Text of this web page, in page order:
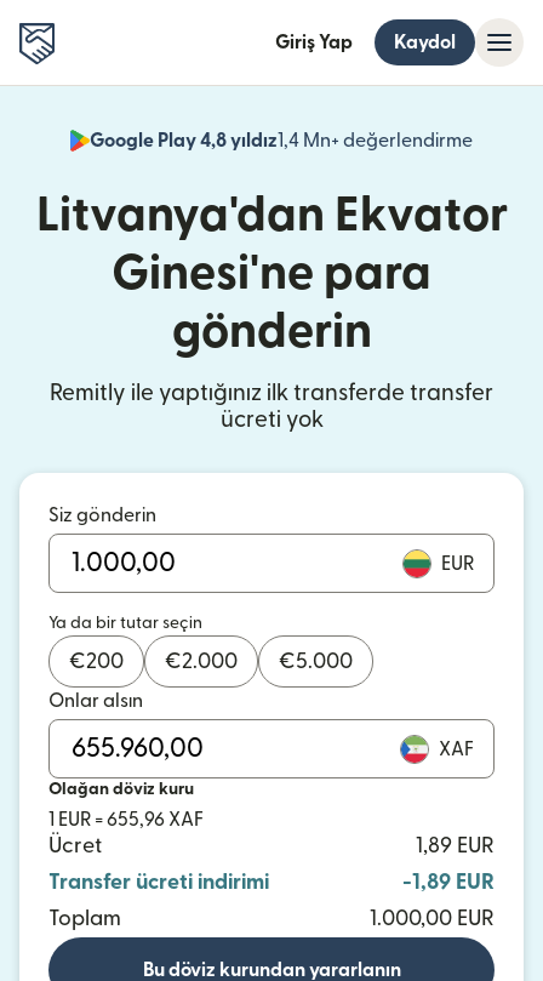
Giriş Yap Kaydol
Google Play 4,8 yıldız1,4 Mn+ değerlendirme
Litvanya'dan Ekvator
Ginesi'ne para
gönderin
Remitly ile yaptığınız ilk transferde transfer
ücreti yok
Siz gönderin
EUR
Ya da bir tutar seçin
€200 €2.000 €5.000
Onlar alsın
XAF
Olağan döviz kuru
1 EUR = 655,96 XAF
Ücret
1,89 EUR
Transfer ücreti indirimi
-1,89 EUR
Toplam
1.000,00 EUR
Bu döviz kurundan yararlanın